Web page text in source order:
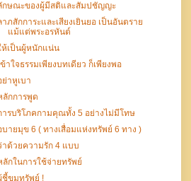
กษณะของผู้มีสติและสัมปชัญญะ
าภสักการะและเสียงเยินยอ เป็นอันตราย
แม้แต่พระอรหันต์
ห้เป็นผู้หนักแน่น
ข้าใจธรรมเพียงบทเดียว ก็เพียงพอ
ย่าหูเบา
ลักการพูด
ารบริโภคกามคุณทั้ง 5 อย่างไม่มีโทษ
บายมุข 6 ( ทางเสื่อมแห่งทรัพย์ 6 ทาง )
าด้วยความรัก 4 แบบ
ลักในการใช้จ่ายทรัพย์
ชี้ขุมทรัพย์ !